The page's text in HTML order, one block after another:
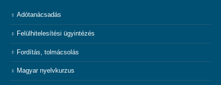
Adótanácsadás
Felülhitelesítési ügyintézés
Fordítás, tolmácsolás
Magyar nyelvkurzus